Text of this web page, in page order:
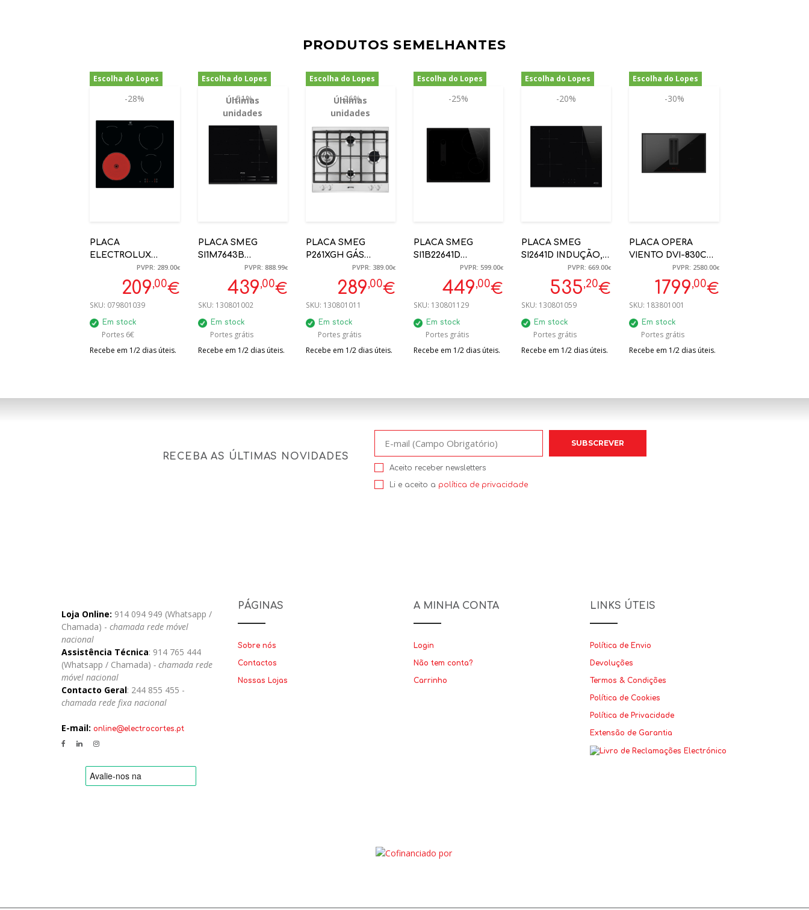
PRODUTOS SEMELHANTES
Escolha do Lopes
-28%
PLACA
ELECTROLUX
LRR6430CK
VITROCERÂMICA
PVPR: 289.00€
209,00€
SKU: 079801039
Em stock
Portes 6€
Recebe em 1/2 dias úteis.
Escolha do Lopes
Últimas
unidades
-51%
PLACA SMEG
SI1M7643B
MULTIZONA
FRENTE BISELADA,
PRETA, 60CM
PVPR: 888.99€
439,00€
SKU: 130801002
Em stock
Portes grátis
Recebe em 1/2 dias úteis.
Escolha do Lopes
Últimas
unidades
-26%
PLACA SMEG
P261XGH GÁS
GRELHAS FERRO
FUNDIDO 60CM
INOX SÉRIE
SELEZIONE
PVPR: 389.00€
289,00€
SKU: 130801011
Em stock
Portes grátis
Recebe em 1/2 dias úteis.
Escolha do Lopes
-25%
PLACA SMEG
SI1B22641D
INDUÇÃO MUSA
PRETA 4 ZONAS
PVPR: 599.00€
449,00€
SKU: 130801129
Em stock
Portes grátis
Recebe em 1/2 dias úteis.
Escolha do Lopes
-20%
PLACA SMEG
SI2641D INDUÇÃO,
60 CM, PRETA,
BORDOS RETOS
PVPR: 669.00€
535,20€
SKU: 130801059
Em stock
Portes grátis
Recebe em 1/2 dias úteis.
Escolha do Lopes
-30%
PLACA OPERA
VIENTO DVI-830C
INDUÇÃO 83CM C/
EXAUSTÃO E
RECIRCULAÇÃO A+
PVPR: 2580.00€
1799,00€
SKU: 183801001
Em stock
Portes grátis
Recebe em 1/2 dias úteis.
RECEBA AS ÚLTIMAS NOVIDADES
Aceito receber newsletters
Li e aceito a política de privacidade
Loja Online: 914 094 949 (Whatsapp /
Chamada) - chamada rede móvel
nacional
Assistência Técnica: 914 765 444
(Whatsapp / Chamada) - chamada rede
móvel nacional
Contacto Geral: 244 855 455 -
chamada rede fixa nacional
E-mail: online@electrocortes.pt
PÁGINAS
Sobre nós
Contactos
Nossas Lojas
A MINHA CONTA
Login
Não tem conta?
Carrinho
LINKS ÚTEIS
Política de Envio
Devoluções
Termos & Condições
Política de Cookies
Política de Privacidade
Extensão de Garantia